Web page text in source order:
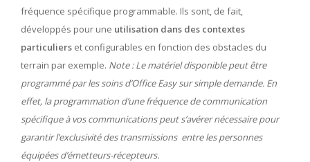
fréquence spécifique programmable. Ils sont, de fait,
développés pour une utilisation dans des contextes
particuliers et configurables en fonction des obstacles du
terrain par exemple. Note : Le matériel disponible peut être
programmé par les soins d’Office Easy sur simple demande. En
effet, la programmation d’une fréquence de communication
spécifique à vos communications peut s’avérer nécessaire pour
garantir l’exclusivité des transmissions entre les personnes
équipées d’émetteurs-récepteurs.